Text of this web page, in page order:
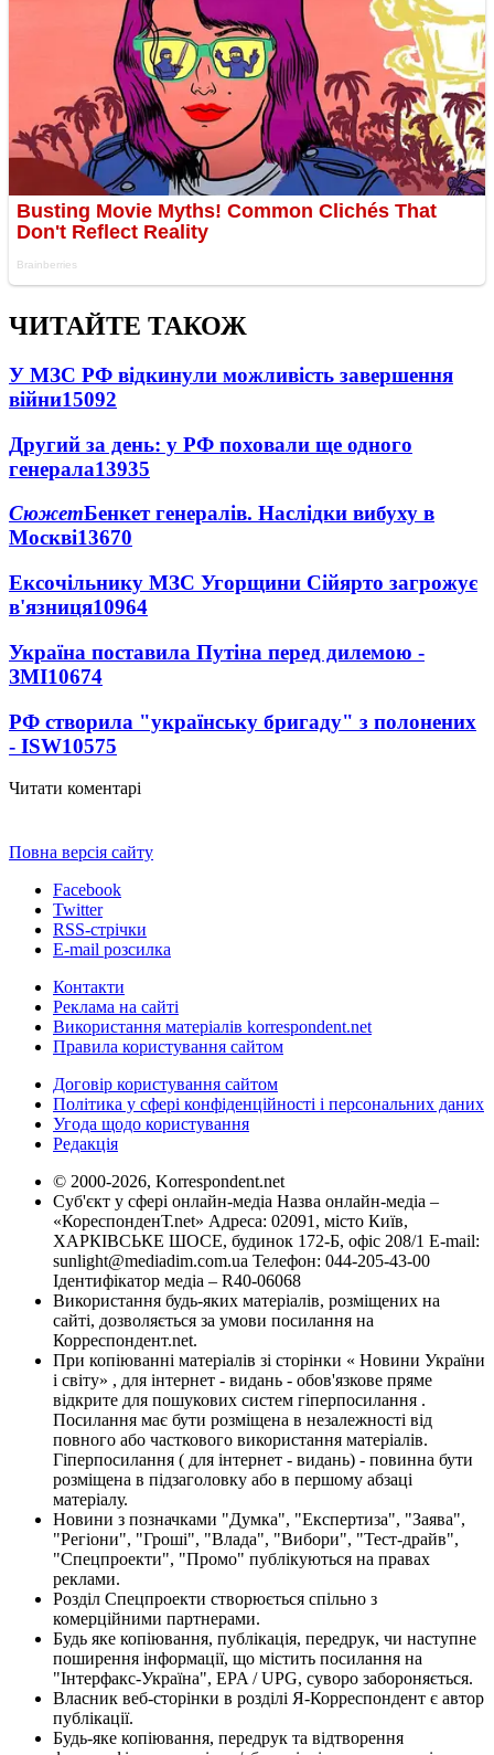
ЧИТАЙТЕ ТАКОЖ
У МЗС РФ відкинули можливість завершення
війни15092
Другий за день: у РФ поховали ще одного
генерала13935
СюжетБенкет генералів. Наслідки вибуху в
Москві13670
Ексочільнику МЗС Угорщини Сійярто загрожує
в'язниця10964
Україна поставила Путіна перед дилемою -
ЗМІ10674
РФ створила "українську бригаду" з полонених
- ISW10575
Читати коментарі
Повна версія сайту
Facebook
Twitter
RSS-стрічки
E-mail розсилка
Контакти
Реклама на сайті
Використання матеріалів korrespondent.net
Правила користування сайтом
Договір користування сайтом
Політика у сфері конфіденційності і персональних даних
Угода щодо користування
Редакція
© 2000-2026, Korrespondent.net
Суб'єкт у сфері онлайн-медіа Назва онлайн-медіа –
«КореспонденТ.net» Адреса: 02091, місто Київ,
ХАРКІВСЬКЕ ШОСЕ, будинок 172-Б, офіс 208/1 E-mail:
sunlight@mediadim.com.ua Телефон: 044-205-43-00
Ідентифікатор медіа – R40-06068
Використання будь-яких матеріалів, розміщених на
сайті, дозволяється за умови посилання на
Корреспондент.net.
При копіюванні матеріалів зі сторінки « Новини України
і світу» , для інтернет - видань - обов'язкове пряме
відкрите для пошукових систем гіперпосилання .
Посилання має бути розміщена в незалежності від
повного або часткового використання матеріалів.
Гіперпосилання ( для інтернет - видань) - повинна бути
розміщена в підзаголовку або в першому абзаці
матеріалу.
Новини з позначками "Думка", "Експертиза", "Заява",
"Регіони", "Гроші", "Влада", "Вибори", "Тест-драйв",
"Спецпроекти", "Промо" публікуються на правах
реклами.
Розділ Спецпроекти створюється спільно з
комерційними партнерами.
Будь яке копіювання, публікація, передрук, чи наступне
поширення інформації, що містить посилання на
"Інтерфакс-Україна", EPA / UPG, суворо забороняється.
Власник веб-сторінки в розділі Я-Корреспондент є автор
публікації.
Будь-яке копіювання, передрук та відтворення